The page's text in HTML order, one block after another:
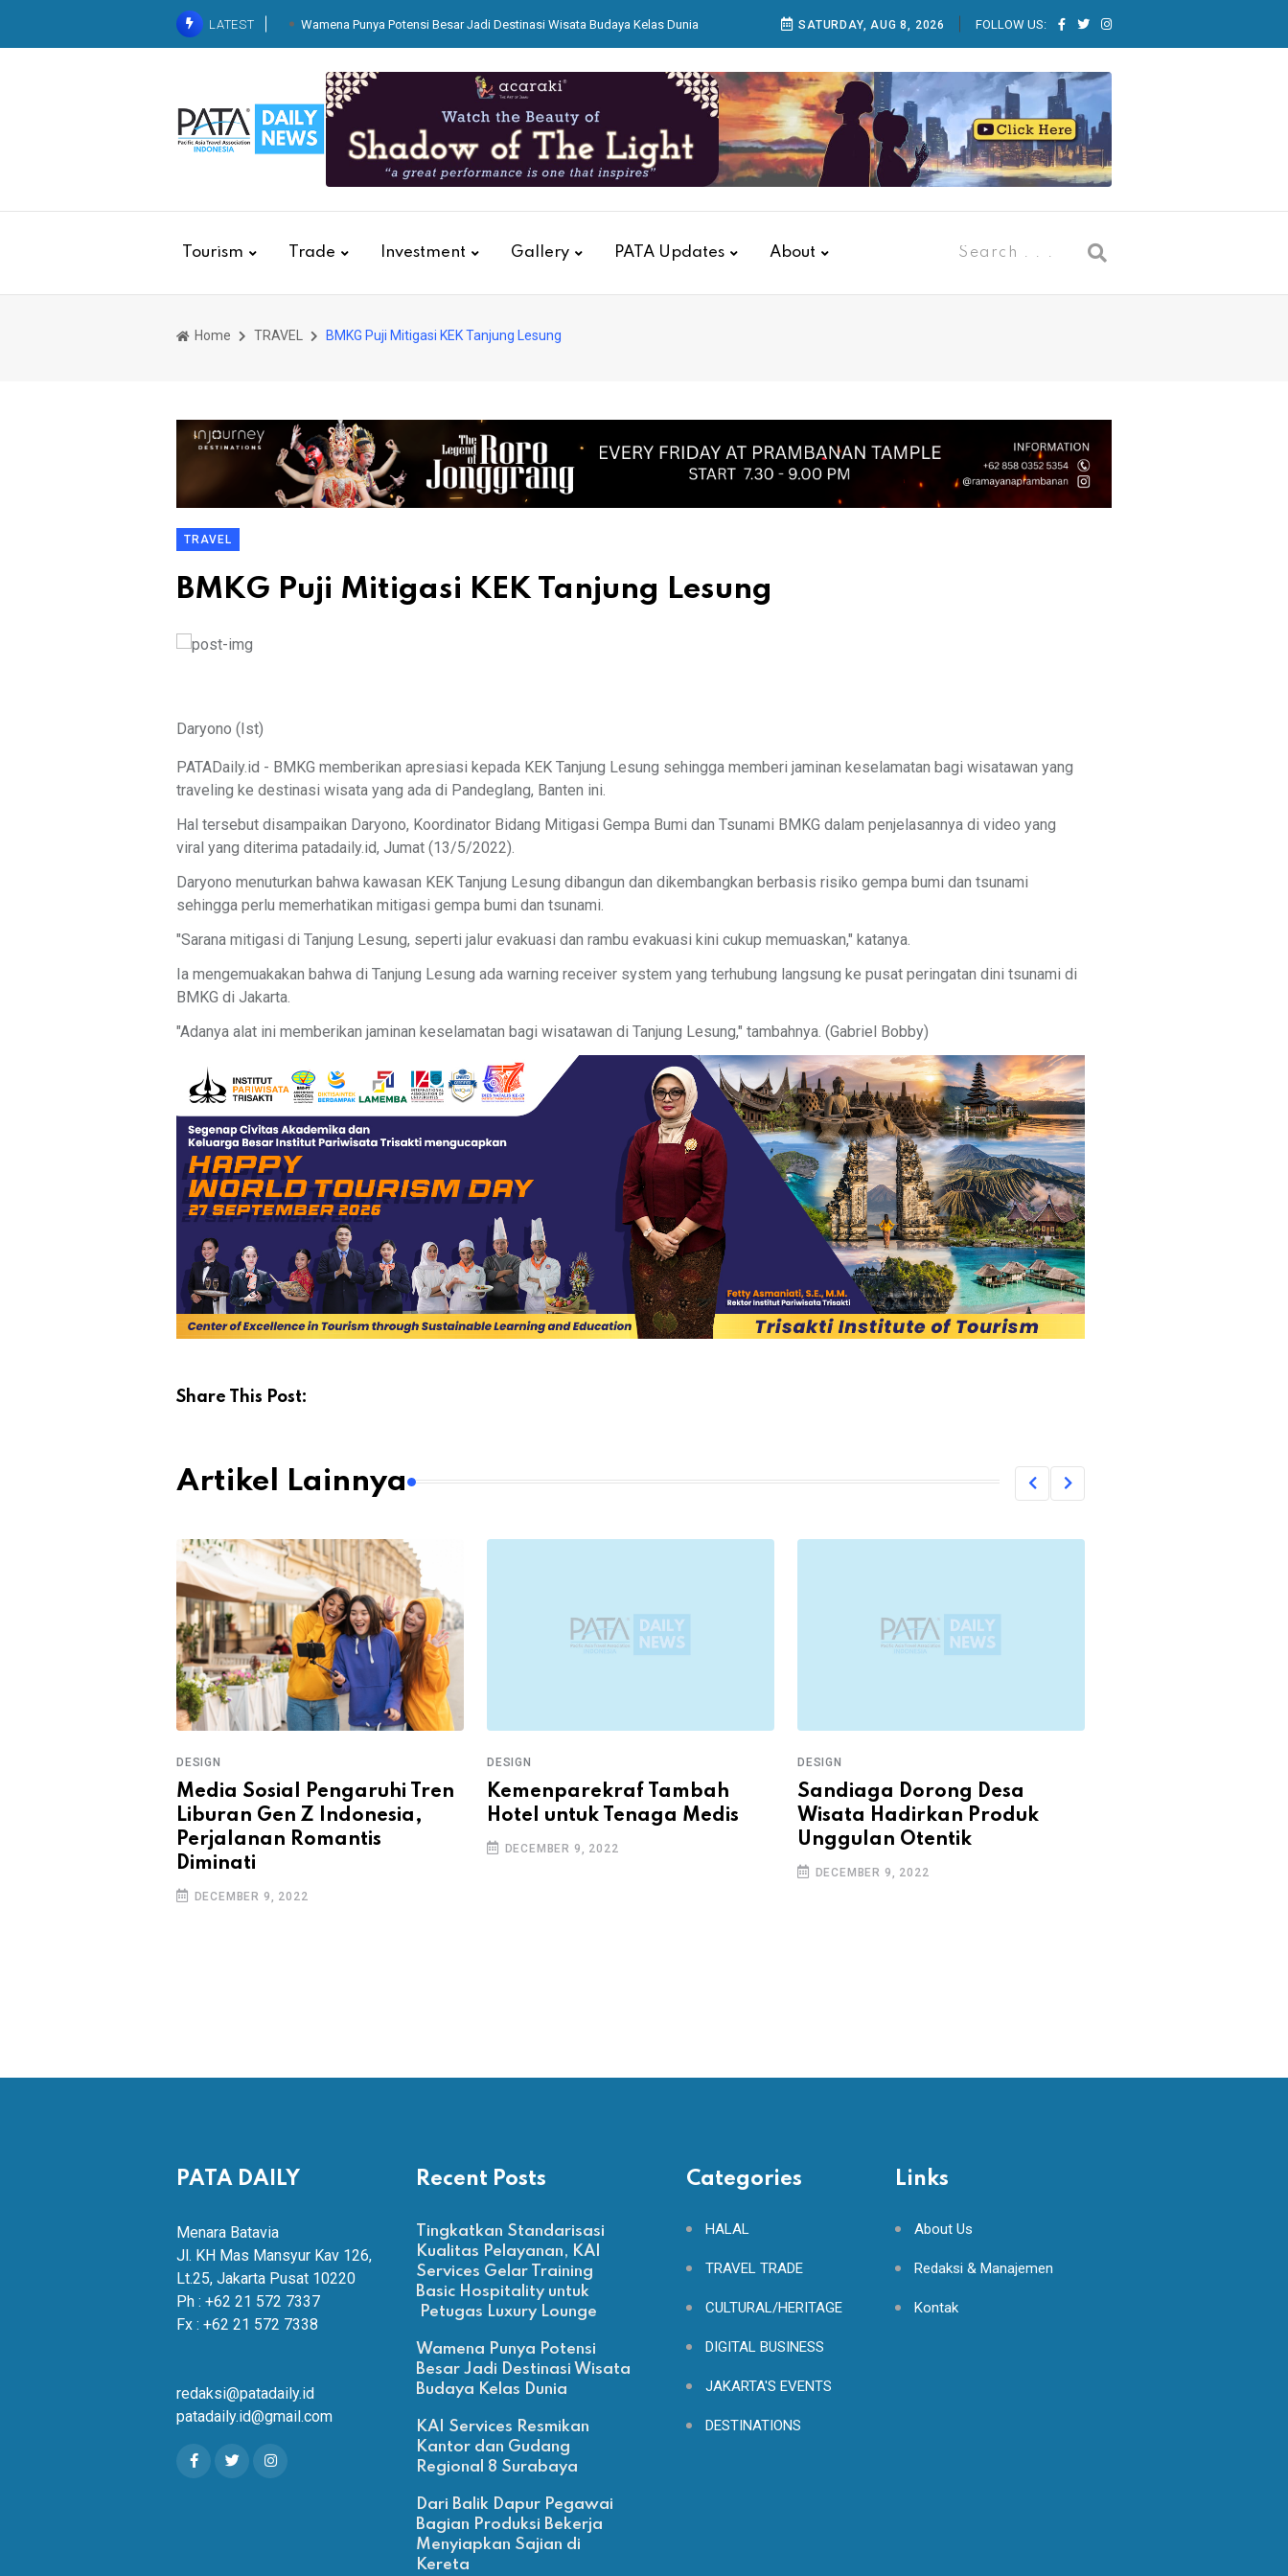
LATEST Wamena Punya Potensi Besar Jadi Destinasi Wisata Budaya Kelas Dunia
Dari Balik Dapur Pegawai Bagian Produksi Bekerja Menyiapkan Sajian di
Kereta
Belajar Aksara Nusantara di Acaraki
Tingkatkan Standarisasi Kualitas Pelayanan, KAI Services Gelar Training
Basic Hospitality untuk Petugas Luxury Lounge
SATURDAY, AUG 8, 2026 FOLLOW US:
Tourism Trade Investment Gallery PATA Updates About
Home TRAVEL BMKG Puji Mitigasi KEK Tanjung Lesung
TRAVEL
BMKG Puji Mitigasi KEK Tanjung Lesung
Daryono (Ist)
PATADaily.id - BMKG memberikan apresiasi kepada KEK Tanjung Lesung sehingga memberi jaminan keselamatan bagi wisatawan yang
traveling ke destinasi wisata yang ada di Pandeglang, Banten ini.
Hal tersebut disampaikan Daryono, Koordinator Bidang Mitigasi Gempa Bumi dan Tsunami BMKG dalam penjelasannya di video yang
viral yang diterima patadaily.id, Jumat (13/5/2022).
Daryono menuturkan bahwa kawasan KEK Tanjung Lesung dibangun dan dikembangkan berbasis risiko gempa bumi dan tsunami
sehingga perlu memerhatikan mitigasi gempa bumi dan tsunami.
"Sarana mitigasi di Tanjung Lesung, seperti jalur evakuasi dan rambu evakuasi kini cukup memuaskan," katanya.
Ia mengemuakakan bahwa di Tanjung Lesung ada warning receiver system yang terhubung langsung ke pusat peringatan dini tsunami di
BMKG di Jakarta.
"Adanya alat ini memberikan jaminan keselamatan bagi wisatawan di Tanjung Lesung," tambahnya. (Gabriel Bobby)
Share This Post:
Artikel Lainnya
DESIGN
Media Sosial Pengaruhi Tren
Liburan Gen Z Indonesia,
Perjalanan Romantis
Diminati
DECEMBER 9, 2022
DESIGN
Kemenparekraf Tambah
Hotel untuk Tenaga Medis
DECEMBER 9, 2022
DESIGN
Sandiaga Dorong Desa
Wisata Hadirkan Produk
Unggulan Otentik
DECEMBER 9, 2022
PATA DAILY
Menara Batavia
Jl. KH Mas Mansyur Kav 126,
Lt.25, Jakarta Pusat 10220
Ph : +62 21 572 7337
Fx : +62 21 572 7338
redaksi@patadaily.id
patadaily.id@gmail.com
Recent Posts
Tingkatkan Standarisasi
Kualitas Pelayanan, KAI
Services Gelar Training
Basic Hospitality untuk
Petugas Luxury Lounge
Wamena Punya Potensi
Besar Jadi Destinasi Wisata
Budaya Kelas Dunia
KAI Services Resmikan
Kantor dan Gudang
Regional 8 Surabaya
Dari Balik Dapur Pegawai
Bagian Produksi Bekerja
Menyiapkan Sajian di
Kereta
Categories
HALAL
TRAVEL TRADE
CULTURAL/HERITAGE
DIGITAL BUSINESS
JAKARTA'S EVENTS
DESTINATIONS
Links
About Us
Redaksi & Manajemen
Kontak